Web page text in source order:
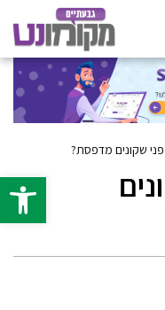
פתח
שקונים מדפסת?